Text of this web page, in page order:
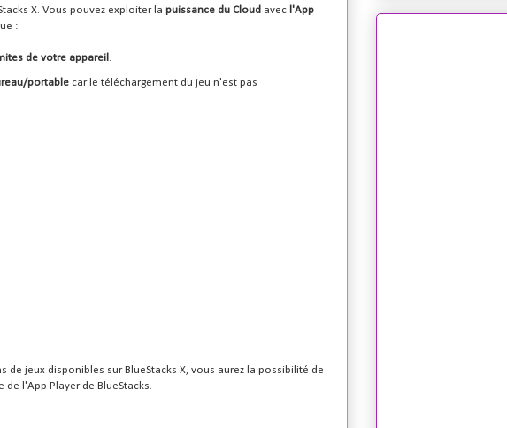
X. Vous pouvez exploiter la puissance du Cloud avec l'App
:
de votre appareil
portable car le téléchargement du jeu n'est pas
jeux disponibles sur BlueStacks X, vous aurez la possibilité de
l'App Player de BlueStacks.